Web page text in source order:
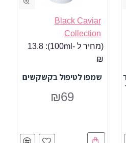
Black Caviar
Collection
(מחיר ל -100ml):
13.8
₪
שמפו לטיפול בקשקשים
₪69